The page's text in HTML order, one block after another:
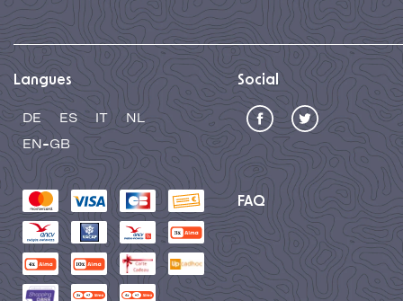
Langues
DE ES IT
NL
EN-GB
Social
FAQ